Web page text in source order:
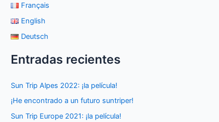
Français
English
Deutsch
Entradas recientes
Sun Trip Alpes 2022: ¡la película!
¡He encontrado a un futuro suntriper!
Sun Trip Europe 2021: ¡la película!